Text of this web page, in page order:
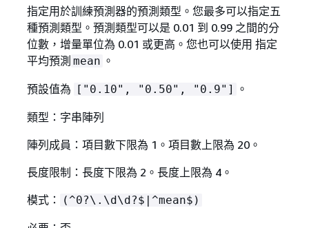
指定用於訓練預測器的預測類型。您最多可以指定五
種預測類型。預測類型可以是 0.01 到 0.99 之間的分
位數，增量單位為 0.01 或更高。您也可以使用 指定
平均預測 mean 。
預設值為 ["0.10", "0.50", "0.9"] 。
類型：字串陣列
陣列成員：項目數下限為 1。項目數上限為 20。
長度限制：長度下限為 2。長度上限為 4。
模式：
(^0?\.\d\d?$|^mean$)